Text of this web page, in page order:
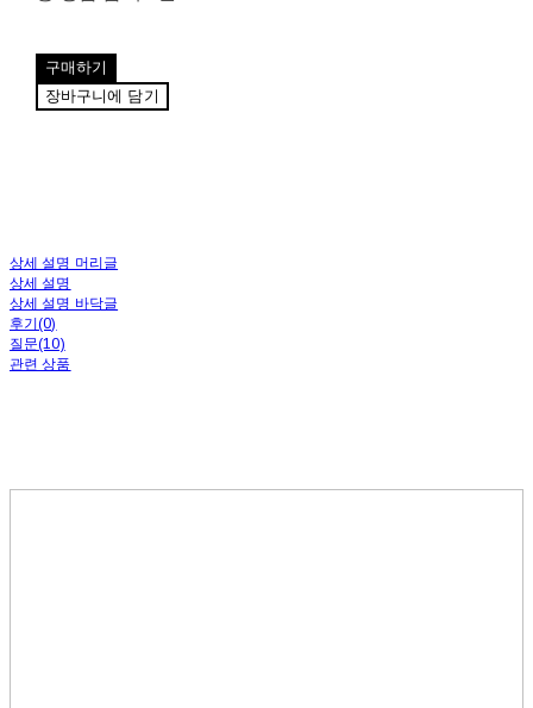
구매하기
장바구니에 담기
상세 설명 머리글
상세 설명
상세 설명 바닥글
후기(0)
질문(10)
관련 상품